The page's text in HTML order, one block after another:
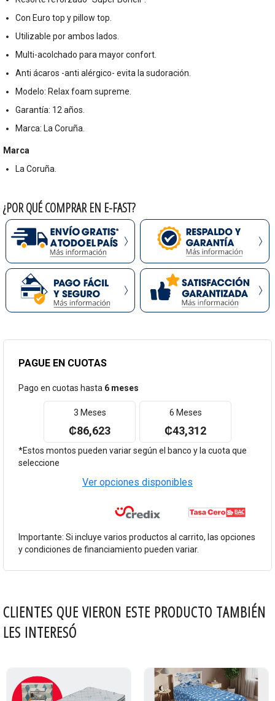
Con Euro top y pillow top.
Utilizable por ambos lados.
Multi-acolchado para mayor confort.
Anti ácaros -anti alérgico- evita la sudoración.
Modelo: Relax foam supreme.
Garantía: 12 años.
Marca: La Coruña.
Marca
La Coruña.
¿POR QUÉ COMPRAR EN E-FAST?
PAGUE EN CUOTAS
Pago en cuotas hasta 6 meses
3 Meses
₡86,623
6 Meses
₡43,312
*Estos montos pueden variar según el banco y la cuota que
seleccione
Ver opciones disponibles
Importante: Si incluye varios productos al carrito, las opciones
y condiciones de financiamiento pueden variar.
CLIENTES QUE VIERON ESTE PRODUCTO TAMBIÉN
LES INTERESÓ